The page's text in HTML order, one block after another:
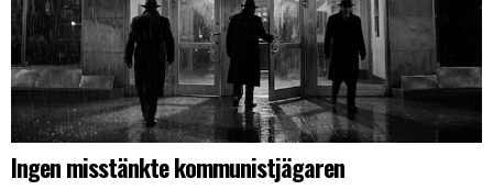
Ingen misstänkte kommunistjägaren